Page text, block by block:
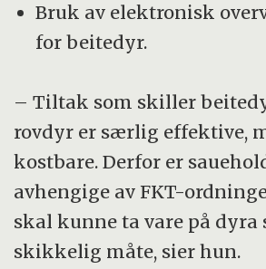
Bruk av elektronisk
for beitedyr.
– Tiltak som skiller
rovdyr er særlig effektive,
kostbare. Derfor er
avhengige av FKT-
skal kunne ta vare på dyra
skikkelig måte, sier hun.